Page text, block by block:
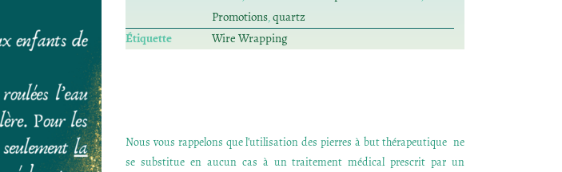
Promotions,quartz
Étiquette
Wire Wrapping
Nous vous rappelons que l’utilisation des pierres à but thérapeutique ne
se substitue en aucun cas à un traitement médical prescrit par un